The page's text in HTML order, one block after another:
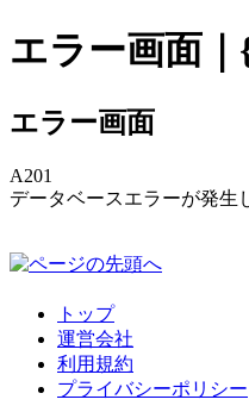
エラー画面｜
エラー画面
A201
データベースエラーが発生
トップ
運営会社
利用規約
プライバシーポリシー